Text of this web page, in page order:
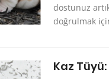
dostunuz
doğrulmak
Kaz Tüyü: